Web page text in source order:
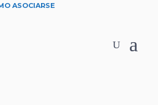
ASOCIARSE